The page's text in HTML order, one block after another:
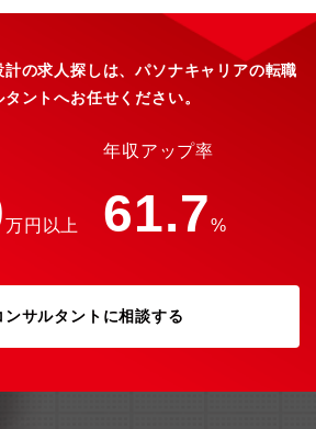
の求人探しは、パソナキャリアの転職
タントへお任せください。
万円以上
年収アップ率
61.7%
ンサルタントに相談する